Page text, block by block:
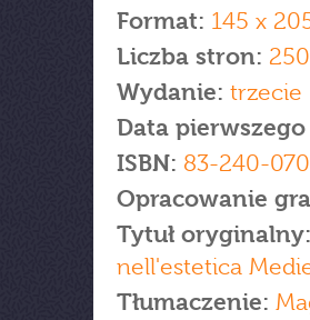
Format: 145 x
Liczba stron: 250
Wydanie: trzecie
Data
ISBN: 83-240-
Opracowanie
Tytuł oryginalny:
nell'estetica
Tłumaczenie: